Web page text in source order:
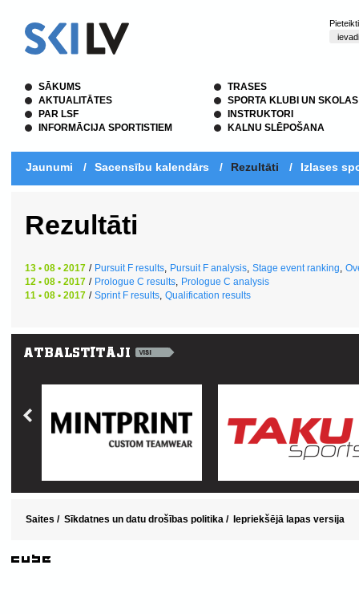
SĀKUMS
AKTUALITĀTES
PAR LSF
INFORMĀCIJA SPORTISTIEM
TRASES
SPORTA KLUBI UN SKOLAS
INSTRUKTORI
KALNU SLĒPOŠANA
Jaunumi / Sacensību kalendārs / Rezultāti / Izlases
Rezultāti
13 • 08 • 2017 / Pursuit F results, Pursuit F analysis, Stage event ranking,
12 • 08 • 2017 / Prologue C results, Prologue C analysis
11 • 08 • 2017 / Sprint F results, Qualification results
Saites / Sīkdatnes un datu drošības politika / Iepriekšējā lapas versija